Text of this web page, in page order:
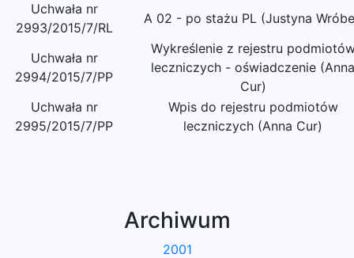
Uchwała nr
2993/2015/7/RL
A 02 - po stażu PL (Justyna
Uchwała nr
2994/2015/7/PP
Wykreślenie z rejestru
leczniczych - oświadczenie (Anna
Cur)
Uchwała nr
2995/2015/7/PP
Wpis do rejestru podmiotów
leczniczych (Anna Cur)
Archiwum
2001